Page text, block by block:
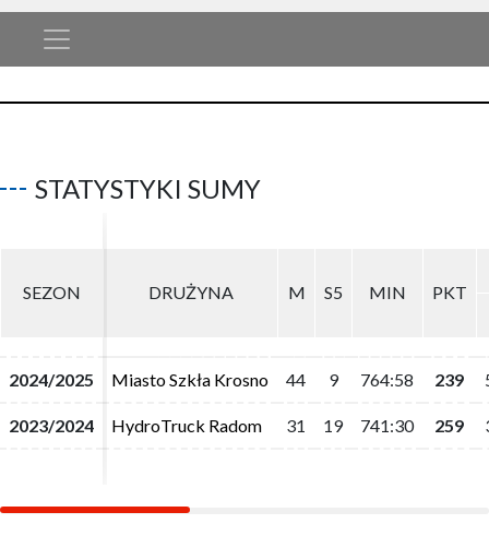
STATYSTYKI SUMY
SEZON DRUŻYNA M S5 MIN PKT
2024/2025 Miasto Szkła Krosno 44 9 764:58 239
2023/2024 HydroTruck Radom 31 19 741:30 259
SEZON DRUŻYNA M S5 MIN PKT
2024/2025 Miasto Szkła Krosno 44 9 764:58 239
2023/2024 HydroTruck Radom 31 19 741:30 259